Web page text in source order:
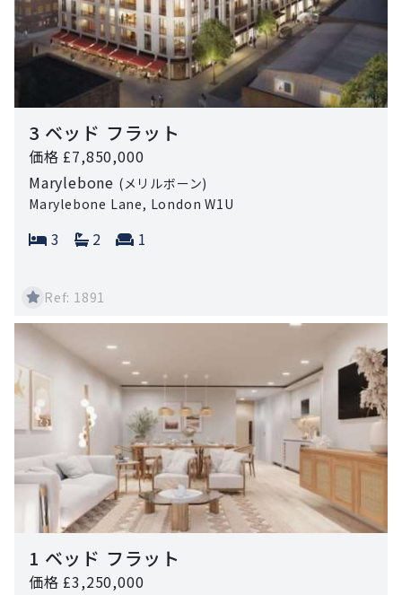
3 ベッド フラット
価格 £7,850,000
Marylebone (メリルボーン)
Marylebone Lane, London W1U
Bedrooms:
3 Bathrooms:
2 Reception rooms:
1
Ref: 1891
1 ベッド フラット
価格 £3,250,000